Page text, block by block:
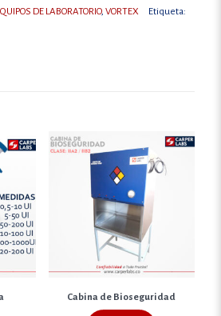
DE LABORATORIO, VORTEX Etiqueta:
Cabina de Bioseguridad